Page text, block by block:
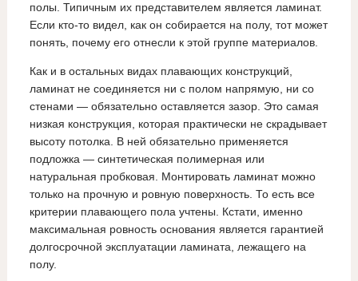
полы. Типичным их представителем является ламинат.
Если кто-то видел, как он собирается на полу, тот может
понять, почему его отнесли к этой группе материалов.
Как и в остальных видах плавающих конструкций,
ламинат не соединяется ни с полом напрямую, ни со
стенами — обязательно оставляется зазор. Это самая
низкая конструкция, которая практически не скрадывает
высоту потолка. В ней обязательно применяется
подложка — синтетическая полимерная или
натуральная пробковая. Монтировать ламинат можно
только на прочную и ровную поверхность. То есть все
критерии плавающего пола учтены. Кстати, именно
максимальная ровность основания является гарантией
долгосрочной эксплуатации ламината, лежащего на
полу.